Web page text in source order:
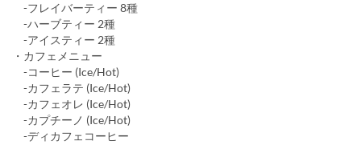
-フレイバーティー 8種
-ハーブティー 2種
-アイスティー 2種
・カフェメニュー
-コーヒー (Ice/Hot)
-カフェラテ (Ice/Hot)
-カフェオレ (Ice/Hot)
-カプチーノ (Ice/Hot)
-ディカフェコーヒー